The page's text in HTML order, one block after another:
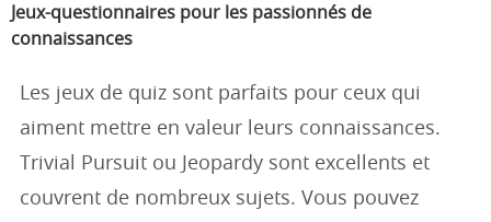
Jeux-questionnaires pour les passionnés de
connaissances
Les jeux de quiz sont parfaits pour ceux qui
aiment mettre en valeur leurs connaissances.
Trivial Pursuit ou Jeopardy sont excellents et
couvrent de nombreux sujets. Vous pouvez